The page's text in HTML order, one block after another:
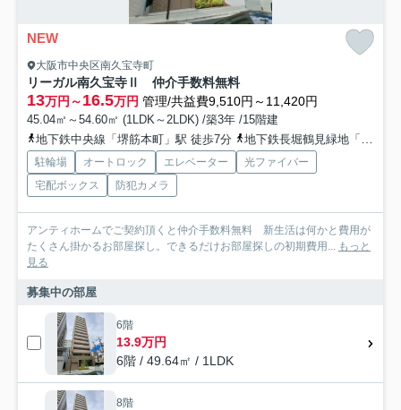
NEW
大阪市中央区南久宝寺町
リーガル南久宝寺Ⅱ 仲介手数料無料
13万円～16.5万円 管理/共益費9,510円～11,420円
45.04㎡～54.60㎡ (1LDK～2LDK) /築3年 /15階建
地下鉄中央線「堺筋本町」駅 徒歩7分
地下鉄長堀鶴見緑地「松屋町」駅 徒歩10分
駐輪場 オートロック エレベーター
光ファイバー
宅配ボックス
防犯カメラ
アンティホームでご契約頂くと仲介手数料無料 新生活は何かと費用が
たくさん掛かるお部屋探し。できるだけお部屋探しの初期費用...
もっと
見る
募集中の部屋
6階
13.9万円
6階 / 49.64㎡ / 1LDK
8階